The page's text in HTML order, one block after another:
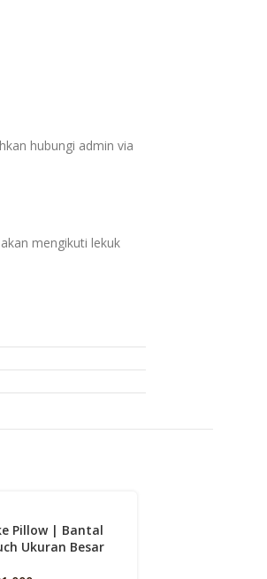
hubungi admin via
mengikuti lekuk
Pillow | Bantal
Ukuran Besar